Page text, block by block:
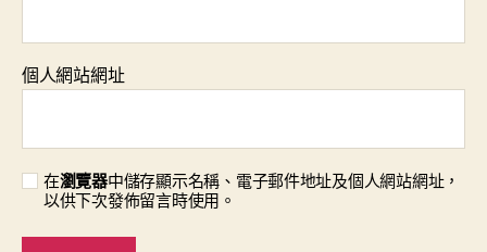
個人網站網址
在瀏覽器中儲存顯示名稱、電子郵件地址及個人網站網址，
以供下次發佈留言時使用。